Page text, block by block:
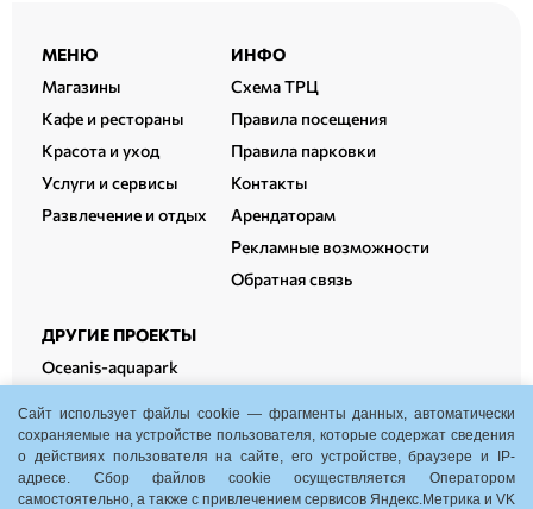
Расширенный
подвал
МЕНЮ
Магазины
Кафе и рестораны
Красота и уход
Услуги и сервисы
Развлечение и отдых
ИНФО
Схема ТРЦ
Правила посещения
Правила парковки
Контакты
Арендаторам
Рекламные возможности
Обратная связь
ДРУГИЕ ПРОЕКТЫ
Oceanis-aquapark
Oceanis-fitness
Oceanis-cowork
Сайт использует файлы cookie — фрагменты данных, автоматически
сохраняемые на устройстве пользователя, которые содержат сведения
о действиях пользователя на сайте, его устройстве, браузере и IP-
адресе. Сбор файлов cookie осуществляется Оператором
самостоятельно, а также с привлечением сервисов Яндекс.Метрика и VK